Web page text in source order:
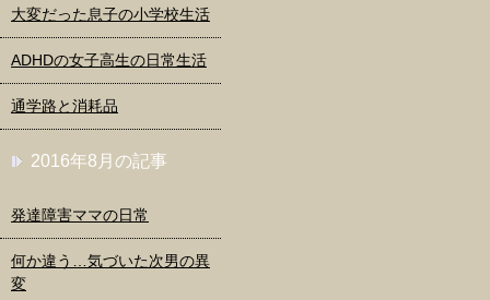
大変だった息子の小学校生活
ADHDの女子高生の日常生活
通学路と消耗品
2016年8月の記事
発達障害ママの日常
何か違う…気づいた次男の異
変